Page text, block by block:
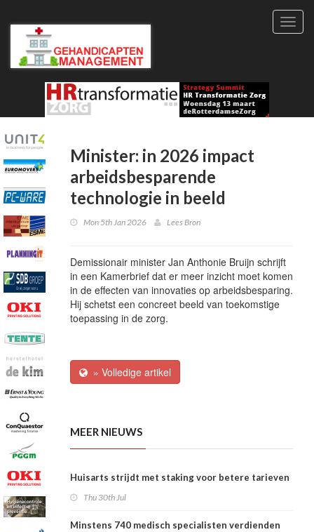
Minister: in 2026 impact
arbeidsbesparende
technologie in beeld
Mon 5th Jan 2026 Lees Bron
Demissionair minister Jan Anthonie Bruijn schrijft
in een Kamerbrief dat er meer inzicht moet komen
in de effecten van innovaties op arbeidsbesparing.
Hij schetst een concreet beeld van toekomstige
toepassing in de zorg.
» Volledige artikel
MEER NIEUWS
Huisarts strijdt met staking voor betere tarieven
Thu 30th Jul
Minstens 740 medisch specialisten verdienden